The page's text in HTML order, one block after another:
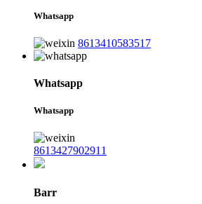
Whatsapp
8613410583517
Whatsapp
Whatsapp
8613427902911
Barr